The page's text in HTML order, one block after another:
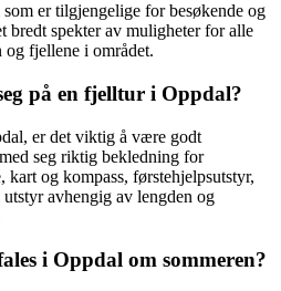
er tilgjengelige for besøkende og
bredt spekter av muligheter for alle
og fjellene i området.
på en fjelltur i Oppdal?
er det viktig å være godt
seg riktig bekledning for
og kompass, førstehjelpsutstyr,
avhengig av lengden og
i Oppdal om sommeren?